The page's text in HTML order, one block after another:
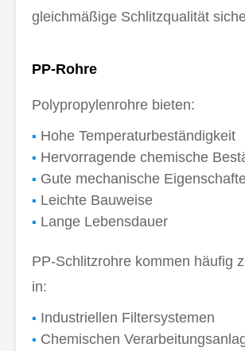
gleichmäßige Schlitzqualität
PP-Rohre
Polypropylenrohre bieten:
Hohe Temperaturbeständigkeit
Hervorragende chemische
Gute mechanische
Leichte Bauweise
Lange Lebensdauer
PP-Schlitzrohre kommen häufig
in:
Industriellen Filtersystemen
Chemischen